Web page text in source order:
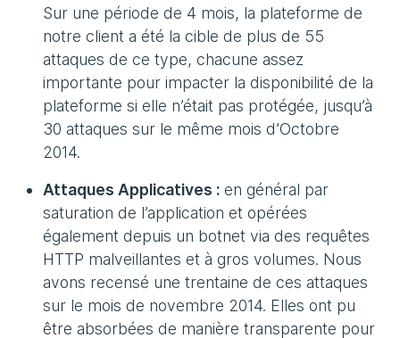
Sur une période de 4 mois, la plateforme de
notre client a été la cible de plus de 55
attaques de ce type, chacune assez
importante pour impacter la disponibilité de la
plateforme si elle n’était pas protégée, jusqu’à
30 attaques sur le même mois d’Octobre
2014.
Attaques Applicatives : en général par
saturation de l’application et opérées
également depuis un botnet via des requêtes
HTTP malveillantes et à gros volumes. Nous
avons recensé une trentaine de ces attaques
sur le mois de novembre 2014. Elles ont pu
être absorbées de manière transparente pour